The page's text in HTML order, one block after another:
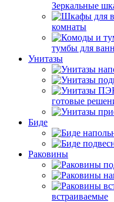
Зеркальные
комнаты
тумбы для
Унитазы
готовые
Биде
Раковины
встраиваемые